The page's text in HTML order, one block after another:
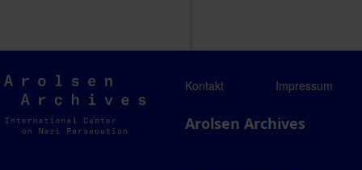
Arolsen
Archives
Kontakt Impressum
Arolsen Archives